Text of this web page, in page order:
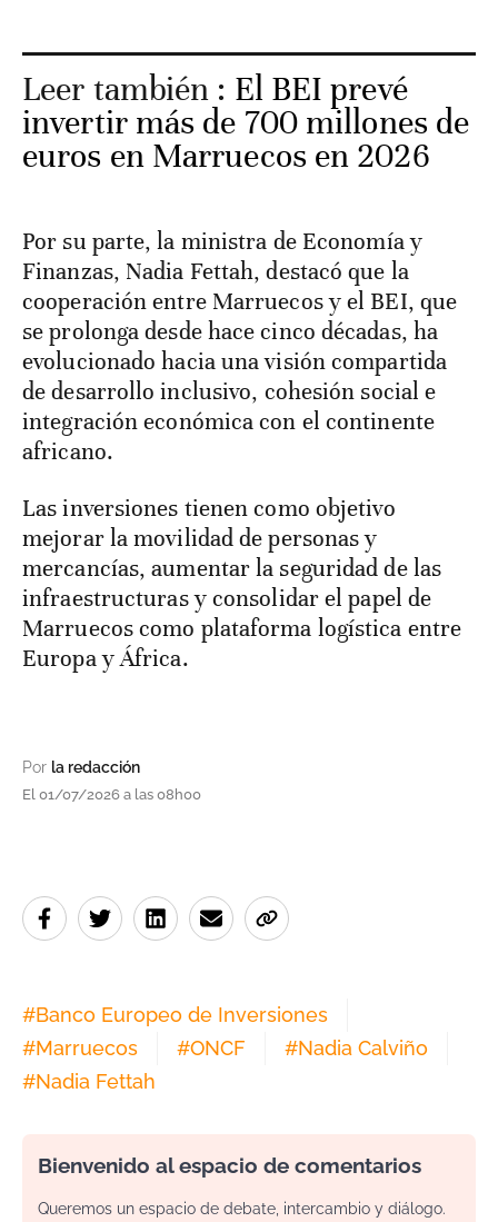
Leer también : El BEI prevé
invertir más de 700 millones de
euros en Marruecos en 2026
Por su parte, la ministra de Economía y
Finanzas, Nadia Fettah, destacó que la
cooperación entre Marruecos y el BEI, que
se prolonga desde hace cinco décadas, ha
evolucionado hacia una visión compartida
de desarrollo inclusivo, cohesión social e
integración económica con el continente
africano.
Las inversiones tienen como objetivo
mejorar la movilidad de personas y
mercancías, aumentar la seguridad de las
infraestructuras y consolidar el papel de
Marruecos como plataforma logística entre
Europa y África.
Por la redacción
El 01/07/2026 a las 08h00
#Banco Europeo de Inversiones
#Marruecos #ONCF #Nadia Calviño
#Nadia Fettah
Bienvenido al espacio de comentarios
Queremos un espacio de debate, intercambio y diálogo.